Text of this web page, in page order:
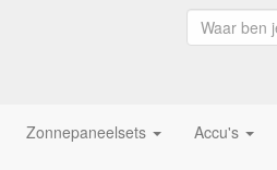
Zonnepaneelsets Accu's